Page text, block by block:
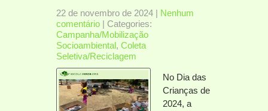
22 de novembro de 2024 | Nenhum
comentário | Categories:
Campanha/Mobilização
Socioambiental, Coleta
Seletiva/Reciclagem
No Dia das
Crianças de
2024, a